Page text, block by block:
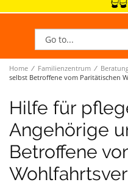
Home ∕ Familienzentrum ∕
selbst Betroffene vom Paritätischen
Hilfe für
Angehörige
Betroffene